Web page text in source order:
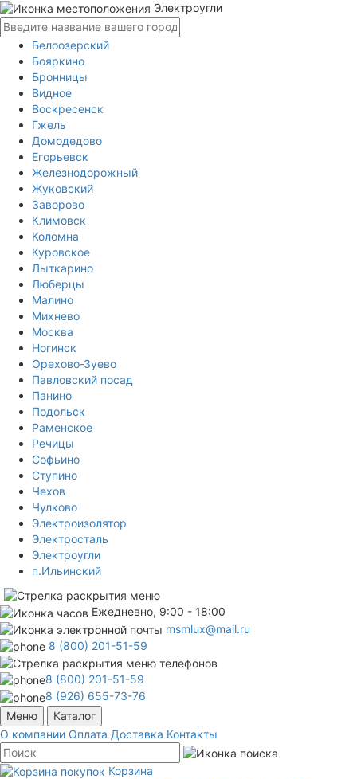
Электроугли
Белоозерский
Бояркино
Бронницы
Видное
Воскресенск
Гжель
Домодедово
Егорьевск
Железнодорожный
Жуковский
Заворово
Климовск
Коломна
Куровское
Лыткарино
Люберцы
Малино
Михнево
Москва
Ногинск
Орехово-Зуево
Павловский посад
Панино
Подольск
Раменское
Речицы
Софьино
Ступино
Чехов
Чулково
Электроизолятор
Электросталь
Электроугли
п.Ильинский
Ежедневно, 9:00 - 18:00
msmlux@mail.ru
8 (800) 201-51-59
8 (800) 201-51-59
8 (926) 655-73-76
Меню
Каталог
О компании Оплата Доставка Контакты
Корзина